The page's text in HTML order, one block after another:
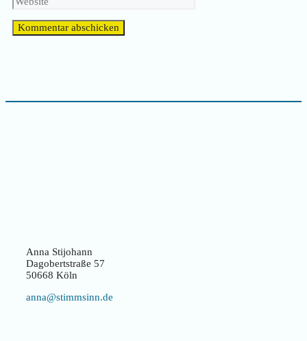
Anna Stijohann
Dagobertstraße 57
50668 Köln
anna@stimmsinn.de